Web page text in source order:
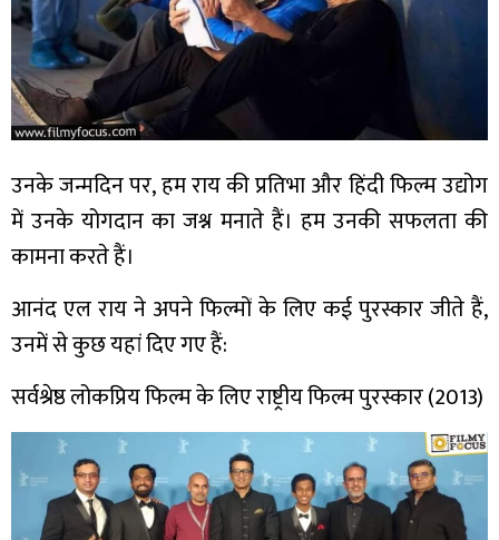
उनके जन्मदिन पर, हम राय की प्रतिभा और हिंदी फिल्म उद्योग
में उनके योगदान का जश्न मनाते हैं। हम उनकी सफलता की
कामना करते हैं।
आनंद एल राय ने अपने फिल्मों के लिए कई पुरस्कार जीते हैं,
उनमें से कुछ यहां दिए गए हैं:
सर्वश्रेष्ठ लोकप्रिय फिल्म के लिए राष्ट्रीय फिल्म पुरस्कार (2013)